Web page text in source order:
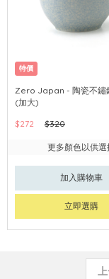
特價
Zero Japan - 陶瓷不鏽
(加大)
$272
$320
更多顏色以供選
加入購物車
立即選購